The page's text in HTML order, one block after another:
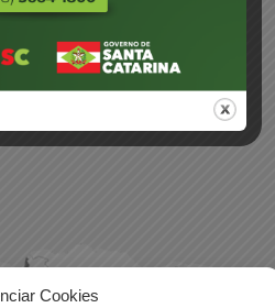
Cookies
- 480
SC